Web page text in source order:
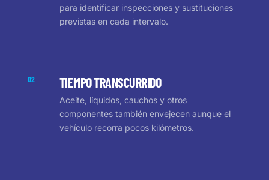
para identificar inspecciones y sustituciones
previstas en cada intervalo.
02 TIEMPO TRANSCURRIDO
Aceite, líquidos, cauchos y otros
componentes también envejecen aunque el
vehículo recorra pocos kilómetros.